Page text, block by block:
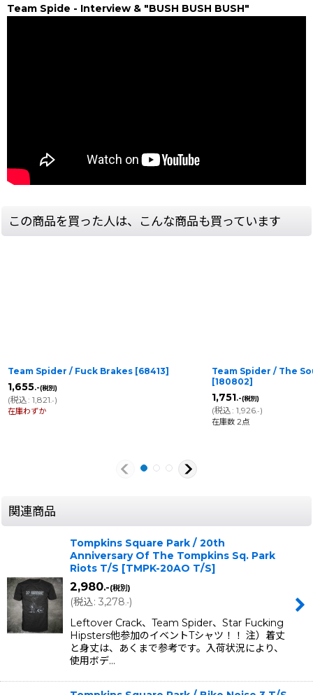
Team Spide - Interview & "BUSH BUSH BUSH"
この商品を買った人は、こんな商品も買っています
Team Spider / Fuck Brakes [68413]
1,655.-(税別)
(税込: 1,821 .-)
在庫わずか
Team Spider / The
[180802]
1,751.-(税別)
(税込: 1,926.-)
在庫数 2点
関連商品
Tompkins Square Park / 20th
Anniversary Of The Tompkins Sq. Park
Riots T/S [TMPK-20AO T/S]
2,980.-(税別)
(税込: 3,278.-)
Leftover Crack、Team Spider、Star Fucking
Hipsters他参加のイベントTシャツ！！ 注）着丈
と身丈は、あくまで参考です。入荷状況により、
使用ボデ…